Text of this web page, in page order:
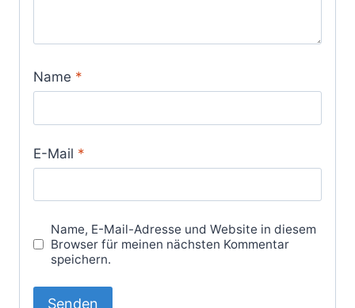
Name *
E-Mail *
Name, E-Mail-Adresse und Website in diesem
Browser für meinen nächsten Kommentar
speichern.